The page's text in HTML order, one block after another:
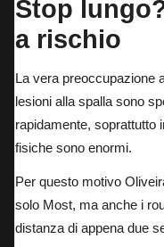
Stop
a rischio
La vera preoccupazione
lesioni alla spalla sono
rapidamente, soprattutto
fisiche sono enormi.
Per questo motivo
solo Most, ma anche i
distanza di appena due